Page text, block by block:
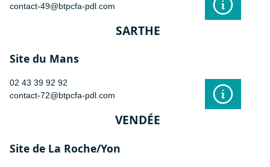
contact-49@btpcfa-pdl.com
SARTHE
Site du Mans
02 43 39 92 92
contact-72@btpcfa-pdl.com
VENDÉE
Site de La Roche/Yon